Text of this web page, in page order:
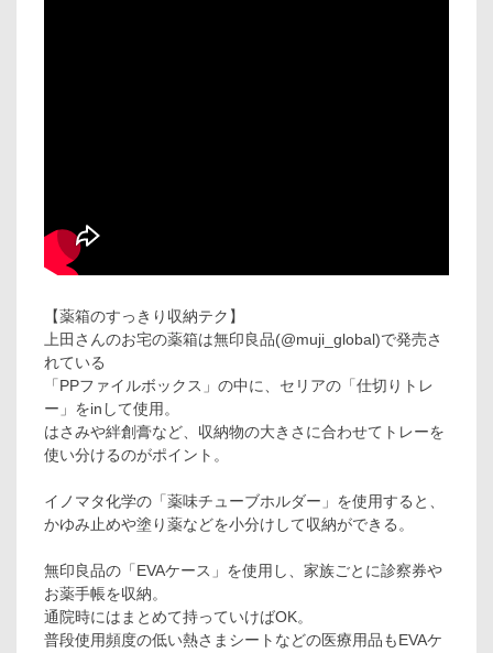
【薬箱のすっきり収納テク】
上田さんのお宅の薬箱は無印良品(@muji_global)で発売さ
れている
「PPファイルボックス」の中に、セリアの「仕切りトレ
ー」をinして使用。
はさみや絆創膏など、収納物の大きさに合わせてトレーを
使い分けるのがポイント。
イノマタ化学の「薬味チューブホルダー」を使用すると、
かゆみ止めや塗り薬などを小分けして収納ができる。
無印良品の「EVAケース」を使用し、家族ごとに診察券や
お薬手帳を収納。
通院時にはまとめて持っていけばOK。
普段使用頻度の低い熱さまシートなどの医療用品もEVAケ